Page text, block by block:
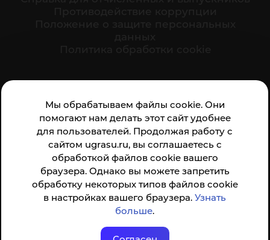
Мы обрабатываем файлы cookie. Они
помогают нам делать этот сайт удобнее
для пользователей. Продолжая работу с
сайтом ugrasu.ru, вы соглашаетесь с
обработкой файлов cookie вашего
браузера. Однако вы можете запретить
обработку некоторых типов файлов cookie
в настройках вашего браузера.Узнать
больше.
организации:
Анкета доступна по QR-коду, а так же по прямой
ссылке